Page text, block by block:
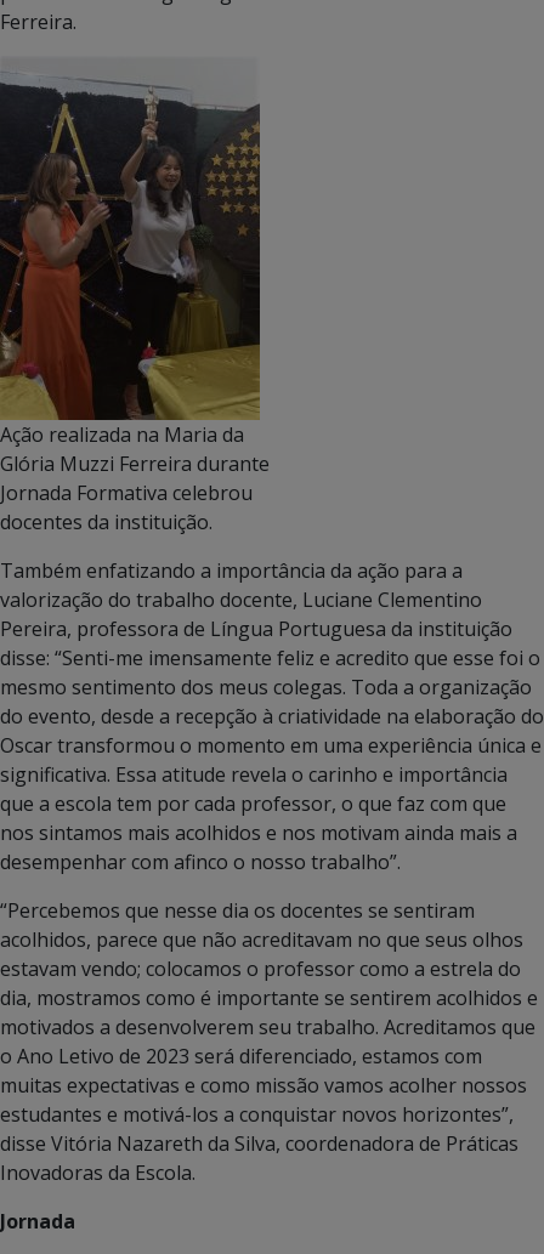
Ferreira.
Ação realizada na Maria da
Glória Muzzi Ferreira durante
Jornada Formativa celebrou
docentes da instituição.
Também enfatizando a importância da ação para a
valorização do trabalho docente, Luciane Clementino
Pereira, professora de Língua Portuguesa da instituição
disse: “Senti-me imensamente feliz e acredito que esse foi o
mesmo sentimento dos meus colegas. Toda a organização
do evento, desde a recepção à criatividade na elaboração do
Oscar transformou o momento em uma experiência única e
significativa. Essa atitude revela o carinho e importância
que a escola tem por cada professor, o que faz com que
nos sintamos mais acolhidos e nos motivam ainda mais a
desempenhar com afinco o nosso trabalho”.
“Percebemos que nesse dia os docentes se sentiram
acolhidos, parece que não acreditavam no que seus olhos
estavam vendo; colocamos o professor como a estrela do
dia, mostramos como é importante se sentirem acolhidos e
motivados a desenvolverem seu trabalho. Acreditamos que
o Ano Letivo de 2023 será diferenciado, estamos com
muitas expectativas e como missão vamos acolher nossos
estudantes e motivá-los a conquistar novos horizontes”,
disse Vitória Nazareth da Silva, coordenadora de Práticas
Inovadoras da Escola.
Jornada